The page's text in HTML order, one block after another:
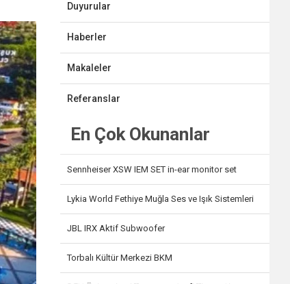
Duyurular
Haberler
Makaleler
Referanslar
En Çok Okunanlar
Sennheiser XSW IEM SET in-ear monitor set
Lykia World Fethiye Muğla Ses ve Işık Sistemleri
JBL IRX Aktif Subwoofer
Torbalı Kültür Merkezi BKM